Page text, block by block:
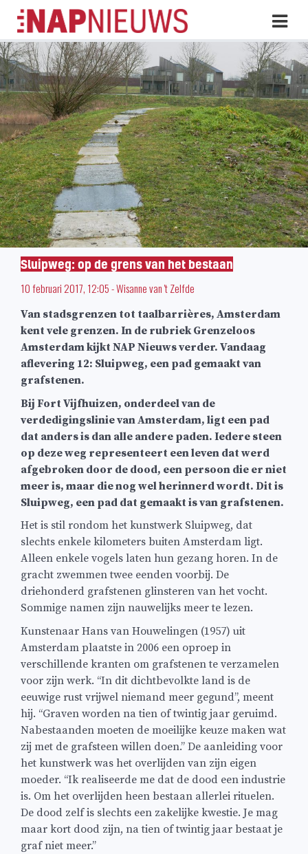
Skip
naar
inhoud
Sluipweg: op de grens van het bestaan
10 februari 2017, 12:05-Wisanne van 't Zelfde
Van stadsgrenzen tot taalbarrières, Amsterdam
kent vele grenzen. In de rubriek Grenzeloos
Amsterdam kijkt NAP Nieuws verder. Vandaag
aflevering 12: Sluipweg, een pad gemaakt van
grafstenen.
Bij Fort Vijfhuizen, onderdeel van de
verdedigingslinie van Amsterdam, ligt een pad
dat anders is dan alle andere paden. Iedere steen
op deze weg representeert een leven dat werd
afgebroken door de dood, een persoon die er niet
meer is, maar die nog wel herinnerd wordt. Dit is
Sluipweg, een pad dat gemaakt is van grafstenen.
Het is stil rondom het kunstwerk Sluipweg, dat
slechts enkele kilometers buiten Amsterdam ligt.
Alleen enkele vogels laten hun gezang horen. In de
gracht zwemmen twee eenden voorbij. De
driehonderd grafstenen glinsteren van het vocht.
Sommige namen zijn nauwelijks meer te lezen.
Kunstenaar Hans van Houwelingen (1957) uit
Amsterdam plaatste in 2006 een oproep in
verschillende kranten om grafstenen te verzamelen
voor zijn werk. ‘‘In dit dichtbevolkte land is de
eeuwige rust vrijwel niemand meer gegund’’, meent
hij. ‘‘Graven worden na tien of twintig jaar geruimd.
Nabestaanden moeten de moeilijke keuze maken wat
zij met de grafsteen willen doen.’’ De aanleiding voor
het kunstwerk was het overlijden van zijn eigen
moeder. ‘‘Ik realiseerde me dat de dood een industrie
is. Om het overlijden heen bestaan allerlei rituelen.
De dood zelf is slechts een zakelijke kwestie. Je mag
maar kort dood zijn, na tien of twintig jaar bestaat je
graf niet meer.’’